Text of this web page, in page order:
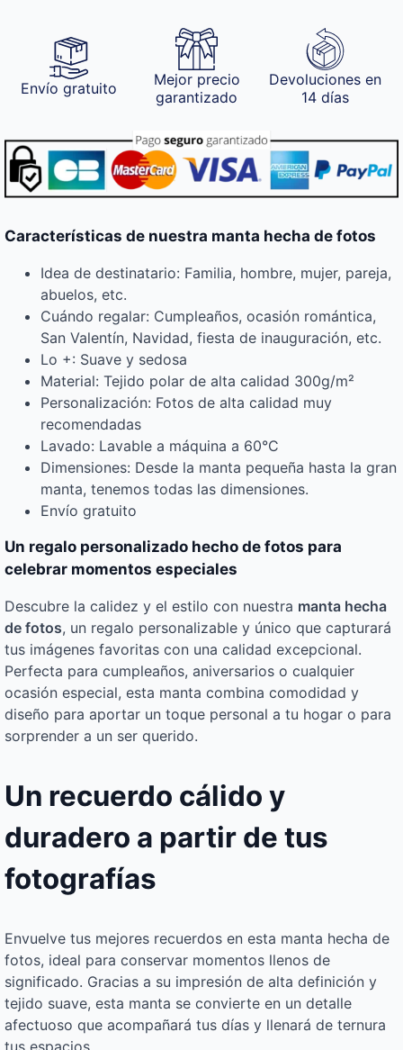
Envío gratuito
Mejor precio
garantizado
Devoluciones en
14 días
Características de nuestra manta hecha de fotos
Idea de destinatario: Familia, hombre, mujer, pareja,
abuelos, etc.
Cuándo regalar: Cumpleaños, ocasión romántica,
San Valentín, Navidad, fiesta de inauguración, etc.
Lo +: Suave y sedosa
Material: Tejido polar de alta calidad 300g/m²
Personalización: Fotos de alta calidad muy
recomendadas
Lavado: Lavable a máquina a 60°C
Dimensiones: Desde la manta pequeña hasta la gran
manta, tenemos todas las dimensiones.
Envío gratuito
Un regalo personalizado hecho de fotos para
celebrar momentos especiales
Descubre la calidez y el estilo con nuestra manta hecha
de fotos, un regalo personalizable y único que capturará
tus imágenes favoritas con una calidad excepcional.
Perfecta para cumpleaños, aniversarios o cualquier
ocasión especial, esta manta combina comodidad y
diseño para aportar un toque personal a tu hogar o para
sorprender a un ser querido.
Un recuerdo cálido y
duradero a partir de tus
fotografías
Envuelve tus mejores recuerdos en esta manta hecha de
fotos, ideal para conservar momentos llenos de
significado. Gracias a su impresión de alta definición y
tejido suave, esta manta se convierte en un detalle
afectuoso que acompañará tus días y llenará de ternura
tus espacios.